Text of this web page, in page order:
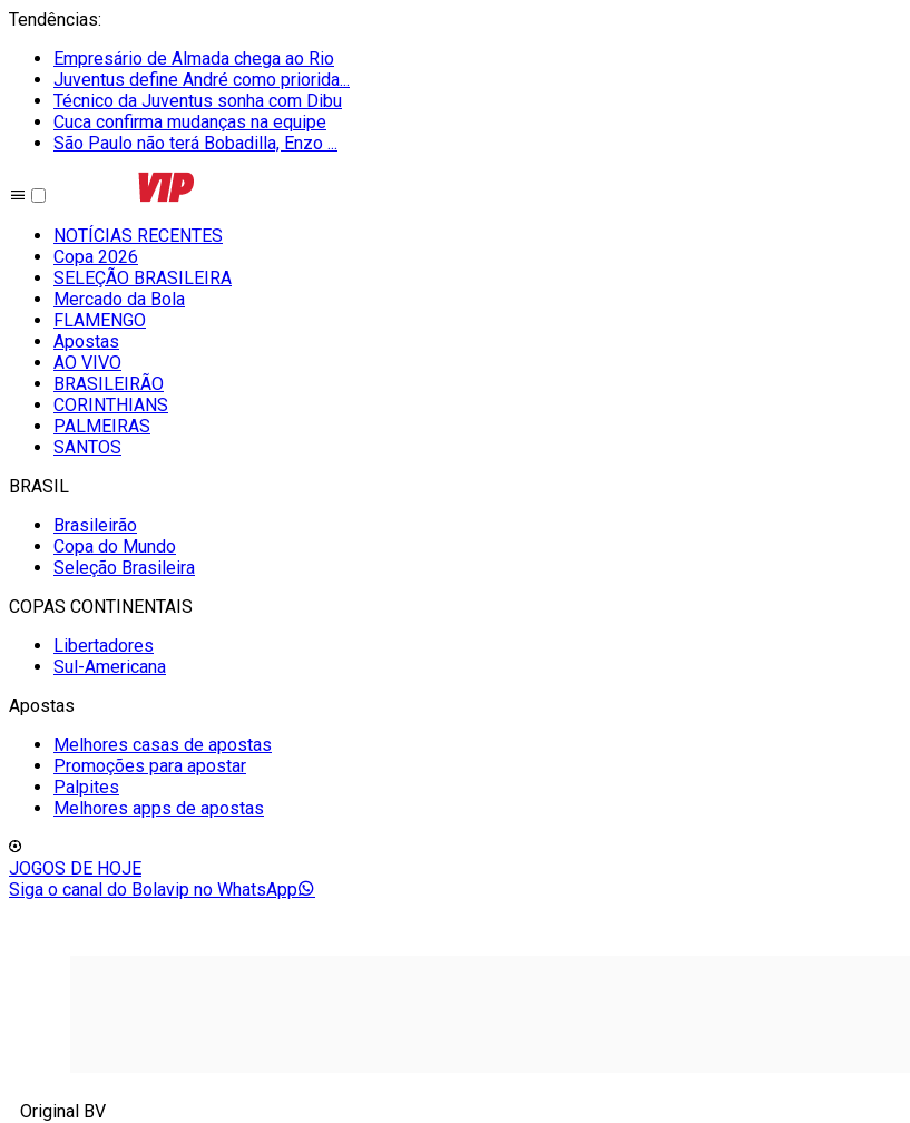
Tendências:
Empresário de Almada chega ao Rio
Juventus define André como priorida...
Técnico da Juventus sonha com Dibu
Cuca confirma mudanças na equipe
São Paulo não terá Bobadilla, Enzo ...
NOTÍCIAS RECENTES
Copa 2026
SELEÇÃO BRASILEIRA
Mercado da Bola
FLAMENGO
Apostas
AO VIVO
BRASILEIRÃO
CORINTHIANS
PALMEIRAS
SANTOS
BRASIL
Brasileirão
Copa do Mundo
Seleção Brasileira
COPAS CONTINENTAIS
Libertadores
Sul-Americana
Apostas
Melhores casas de apostas
Promoções para apostar
Palpites
Melhores apps de apostas
JOGOS DE HOJE
Siga o canal do Bolavip no WhatsApp
Original BV